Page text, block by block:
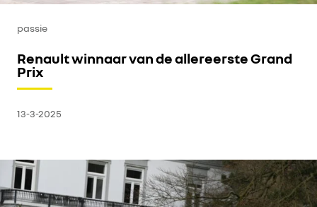
passie
Renault winnaar van de allereerste Grand
Prix
13-3-2025